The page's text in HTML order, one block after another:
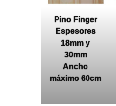
Pino Finger
Espesores
18mm y
30mm
Ancho
máximo 60cm